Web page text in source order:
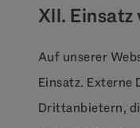
XII.
Auf unserer
Einsatz. Externe
Drittanbietern,